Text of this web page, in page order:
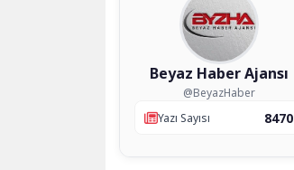
Beyaz Haber Ajansı
@BeyazHaber
Yazı Sayısı
8470